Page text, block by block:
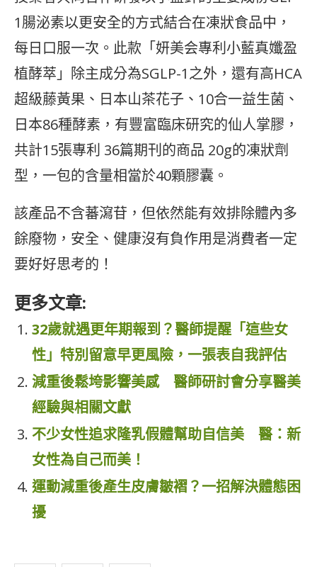
1腸泌素以更安全的方式結合在凍狀食品中，
每日口服一次。此款「妍美会專利小藍真孅盈
植酵萃」除主成分為SGLP-1之外，還有高HCA
超級藤黃果、日本山茶花子、10合一益生菌、
日本86種酵素，有豐富臨床研究的仙人掌膠，
共計15張專利 36篇期刊的商品 20g的凍狀劑
型，一包的含量相當於40顆膠囊。
該產品不含蕃瀉苷，但依然能有效排除體內多
餘廢物，安全、健康沒有負作用是消費者一定
要好好思考的！
更多文章:
32歲就遇更年期報到？醫師提醒「這些女
性」特別留意早更風險，一張表自我評估
減重後鬆垮影響美感 醫師研討會分享醫美
經驗與相關文獻
不少女性追求隆乳假體幫助自信美 醫：新
女性為自己而美！
運動減重後產生皮膚皺褶？一招解決體態困
擾